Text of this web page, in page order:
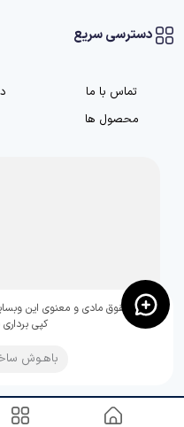
دسترسی سریع
تماس با ما
محصول ها
تمامی حقوق مادی و معنوی این
کپی برداری
باهـوش